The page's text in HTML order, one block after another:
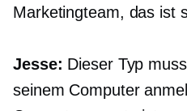
Marketingteam, das ist
Jesse: Dieser Typ
seinem Computer